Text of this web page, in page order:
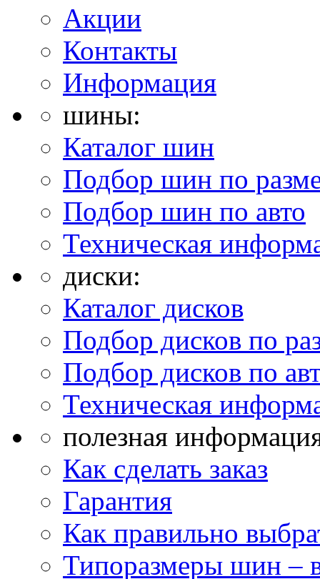
Акции
Контакты
Информация
шины:
Каталог шин
Подбор шин по
Подбор шин по авто
Техническая
диски:
Каталог дисков
Подбор дисков по
Подбор дисков по
Техническая
полезная
Как сделать заказ
Гарантия
Как правильно
Типоразмеры шин –